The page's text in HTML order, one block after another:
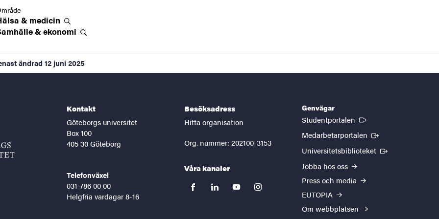
& medicin
&ekonomi
ändrad 12 juni 2025
Kontakt
Göteborgs universitet
Box 100
405 30 Göteborg
Telefonväxel
031-786 00 00
Helgfria vardagar 8-16
Besöksadress
Hitta organisation
Org. nummer: 202100-3153
Våra kanaler
facebooklinkedinyoutubeinstagram
Genvägar
Studentportalen (Extern länk)
Medarbetarportalen (Extern länk)
Universitetsbiblioteket (Extern länk)
Jobba hos oss
Press och media
EUTOPIA
Om webbplatsen